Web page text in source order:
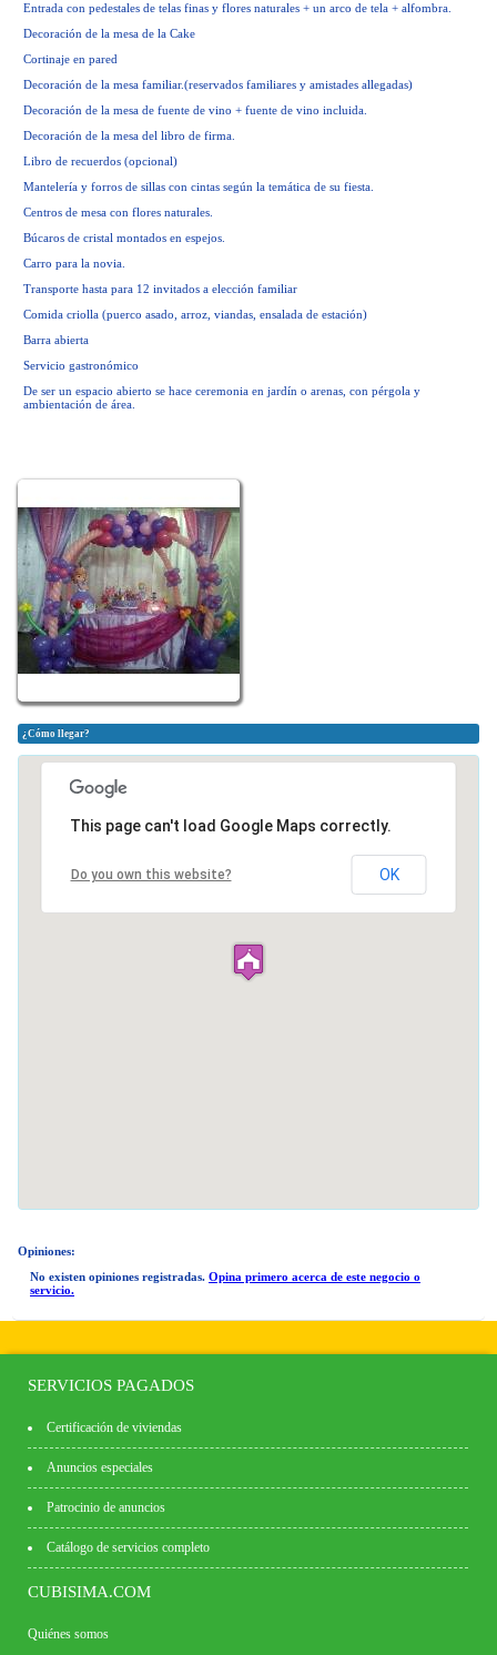
Entrada con pedestales de telas finas y flores naturales + un arco de tela + alfombra.
Decoración de la mesa de la Cake
Cortinaje en pared
Decoración de la mesa familiar.(reservados familiares y amistades allegadas)
Decoración de la mesa de fuente de vino + fuente de vino incluida.
Decoración de la mesa del libro de firma.
Libro de recuerdos (opcional)
Mantelería y forros de sillas con cintas según la temática de su fiesta.
Centros de mesa con flores naturales.
Búcaros de cristal montados en espejos.
Carro para la novia.
Transporte hasta para 12 invitados a elección familiar
Comida criolla (puerco asado, arroz, viandas, ensalada de estación)
Barra abierta
Servicio gastronómico
De ser un espacio abierto se hace ceremonia en jardín o arenas, con pérgola y
ambientación de área.
¿Cómo llegar?
This page can't load Google Maps correctly.
Do you own this website? OK
Opiniones:
No existen opiniones registradas. Opina primero acerca de este negocio o
servicio.
SERVICIOS PAGADOS
Certificación de viviendas
Anuncios especiales
Patrocinio de anuncios
Catálogo de servicios completo
CUBISIMA.COM
Quiénes somos